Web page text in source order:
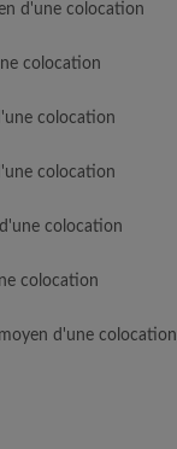
d'une colocation
colocation
colocation
colocation
colocation
colocation
d'une colocation